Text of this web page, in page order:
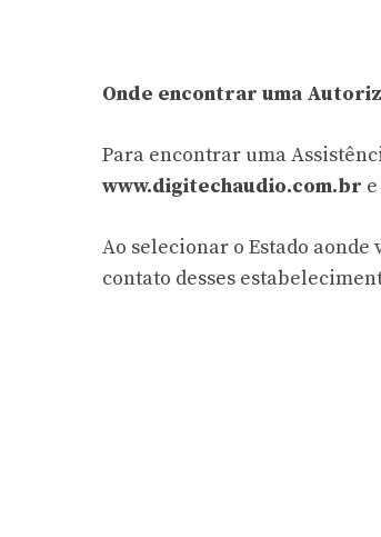
Onde encontrar uma
Para encontrar uma
www.digitechaudio.com.br
Ao selecionar o Estado
contato desses